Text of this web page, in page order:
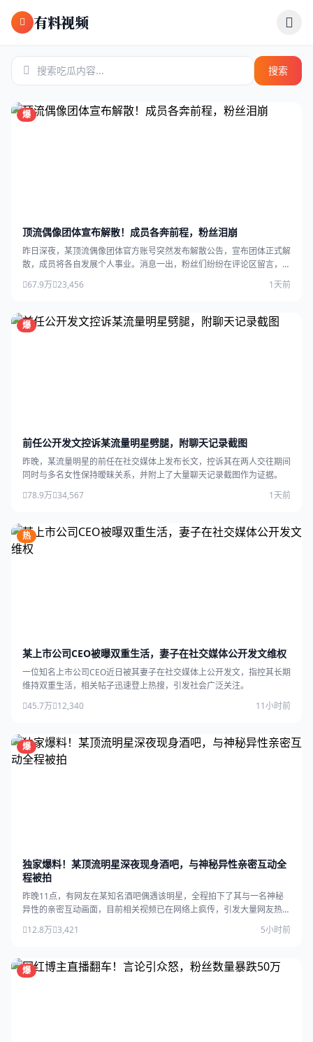
跳过导航
有料视频
搜索
爆
顶流偶像团体宣布解散！成员各奔前程，粉丝泪崩
昨日深夜，某顶流偶像团体官方账号突然发布解散公告，宣布团体正式解
散，成员将各自发展个人事业。消息一出，粉丝们纷纷在评论区留言，场
67.9万 23,456 1天前
爆
前任公开发文控诉某流量明星劈腿，附聊天记录截图
昨晚，某流量明星的前任在社交媒体上发布长文，控诉其在两人交往期间
同时与多名女性保持暧昧关系，并附上了大量聊天记录截图作为证据。
78.9万 34,567 1天前
热
某上市公司CEO被曝双重生活，妻子在社交媒体公开发文维权
一位知名上市公司CEO近日被其妻子在社交媒体上公开发文，指控其长期
维持双重生活，相关帖子迅速登上热搜，引发社会广泛关注。
45.7万 12,340 11小时前
爆
独家爆料！某顶流明星深夜现身酒吧，与神秘异性亲密互动全
程被拍
昨晚11点，有网友在某知名酒吧偶遇该明星，全程拍下了其与一名神秘
异性的亲密互动画面，目前相关视频已在网络上疯传，引发大量网友热
12.8万 3,421 5小时前
爆